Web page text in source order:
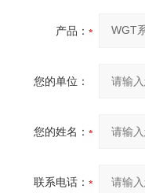
产品：
您的单位：
您的姓名：
联系电话：